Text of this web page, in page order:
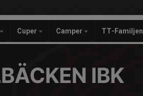
Cuper Camper TT-Familjen
IBK